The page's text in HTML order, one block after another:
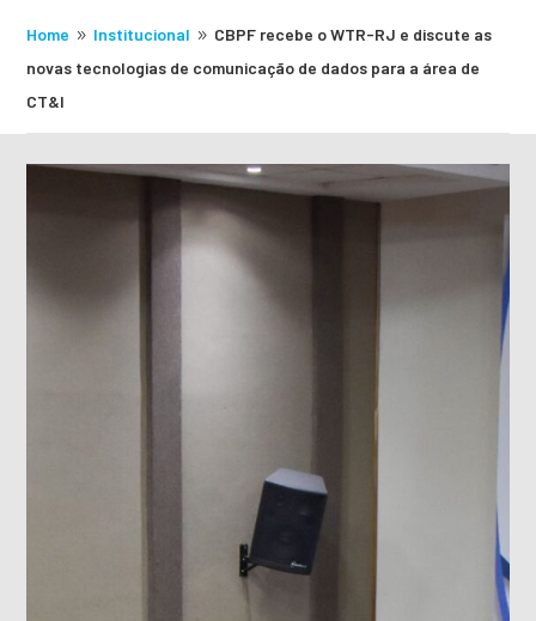
Home 9 Institucional 9 CBPF recebe o WTR-RJ e discute as
novas tecnologias de comunicação de dados para a área de
CT&I